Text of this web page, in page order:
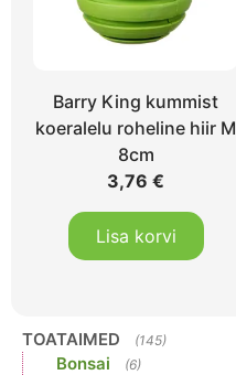
Barry King kummist
koeralelu roheline hiir M
8cm
3,76€
Lisa korvi
TOATAIMED (145)
Bonsai (6)